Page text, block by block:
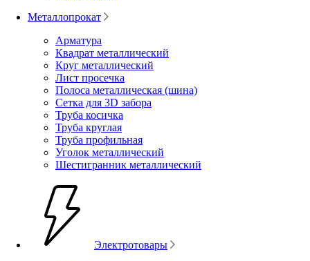
Металлопрокат
Арматура
Квадрат металлический
Круг металлический
Лист просечка
Полоса металлическая (шина)
Сетка для 3D забора
Труба косичка
Труба круглая
Труба профильная
Уголок металлический
Шестигранник металлический
Электротовары